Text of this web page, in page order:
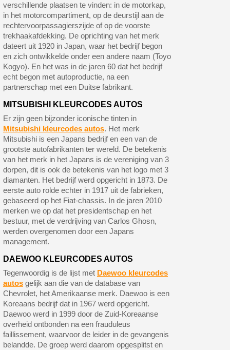
verschillende plaatsen te vinden: in de motorkap,
in het motorcompartiment, op de deurstijl aan de
rechtervoorpassagierszijde of op de voorste
trekhaakafdekking. De oprichting van het merk
dateert uit 1920 in Japan, waar het bedrijf begon
en zich ontwikkelde onder een andere naam (Toyo
Kogyo). En het was in de jaren 60 dat het bedrijf
echt begon met autoproductie, na een
partnerschap met een Duitse fabrikant.
MITSUBISHI KLEURCODES AUTOS
Er zijn geen bijzonder iconische tinten in
Mitsubishi kleurcodes autos. Het merk
Mitsubishi is een Japans bedrijf en een van de
grootste autofabrikanten ter wereld. De betekenis
van het merk in het Japans is de vereniging van 3
dorpen, dit is ook de betekenis van het logo met 3
diamanten. Het bedrijf werd opgericht in 1873. De
eerste auto rolde echter in 1917 uit de fabrieken,
gebaseerd op het Fiat-chassis. In de jaren 2010
merken we op dat het presidentschap en het
bestuur, met de verdrijving van Carlos Ghosn,
werden overgenomen door een Japans
management.
DAEWOO KLEURCODES AUTOS
Tegenwoordig is de lijst met Daewoo kleurcodes
autosgelijk aan die van de database van
Chevrolet, het Amerikaanse merk. Daewoo is een
Koreaans bedrijf dat in 1967 werd opgericht.
Daewoo werd in 1999 door de Zuid-Koreaanse
overheid ontbonden na een frauduleus
faillissement, waarvoor de leider in de gevangenis
belandde. De groep werd daarom opgesplitst en